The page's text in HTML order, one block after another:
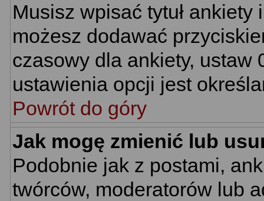
Musisz wpisać tytuł
możesz dodawać
czasowy dla ankiety, ustaw
ustawienia opcji jest
Powrót do góry
Jak mogę zmienić lub
Podobnie jak z postami,
twórców, moderatorów lub